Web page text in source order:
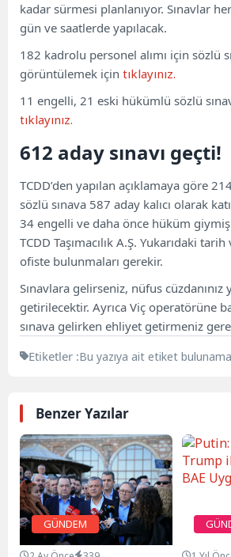
kadar sürmesi planlanıyor. Sınavlar
gün ve saatlerde yapılacak.
182 kadrolu personel alımı için sözlü
görüntülemek için tıklayınız.
11 engelli, 21 eski hükümlü sözlü
tıklayınız.
612 aday sınavı geçti!
TCDD’den yapılan açıklamaya göre
sözlü sınava 587 aday kalıcı olarak
34 engelli ve daha önce hüküm giymiş
TCDD Taşımacılık A.Ş. Yukarıdaki
ofiste bulunmaları gerekir.
Sınavlara gelirseniz, nüfus cüzdanınız
getirilecektir. Ayrıca Viç operatörüne
sınava gelirken ehliyet getirmeniz
Etiketler :Bu yazıya ait etiket
Benzer Yazılar
GÜNDEM